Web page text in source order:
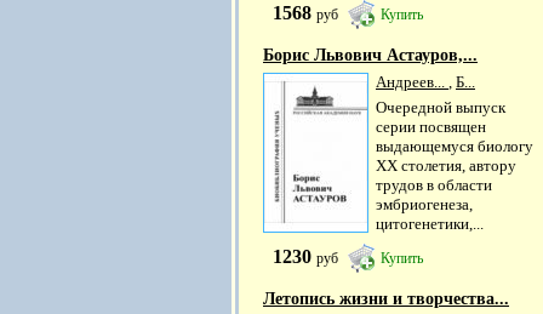
1568 руб Купить
Борис Львович Астауров,...
Андреев...
Б...
Очередной выпуск
серии посвящен
выдающемуся биологу
XX столетия, автору
трудов в области
эмбриогенеза,
цитогенетики,...
1230 руб Купить
Летопись жизни и творчества...